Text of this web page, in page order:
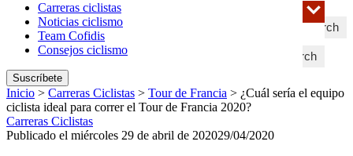
Search
Search
Carreras ciclistas
Noticias ciclismo
Team Cofidis
Consejos ciclismo
Suscríbete
Inicio > Carreras Ciclistas > Tour de Francia > ¿Cuál sería el equipo
ciclista ideal para correr el Tour de Francia 2020?
Carreras Ciclistas
Publicado el miércoles 29 de abril de 202029/04/2020